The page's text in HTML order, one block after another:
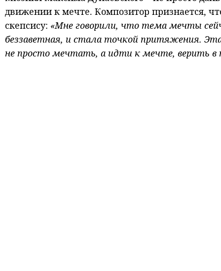
движении к мечте. Композитор признается,
скепсису: «Мне говорили, что тема мечты
беззаветная, и стала точкой притяжения.
не просто мечтать, а идти к мечте, верить в